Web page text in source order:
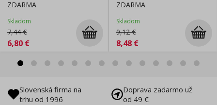
ZDARMA
Skladom
7,44€
6,80 €
ZDARMA
Skladom
9,12€
8,48 €
Slovenská firma na
trhu od 1996
Doprava zadarmo už
od 49 €